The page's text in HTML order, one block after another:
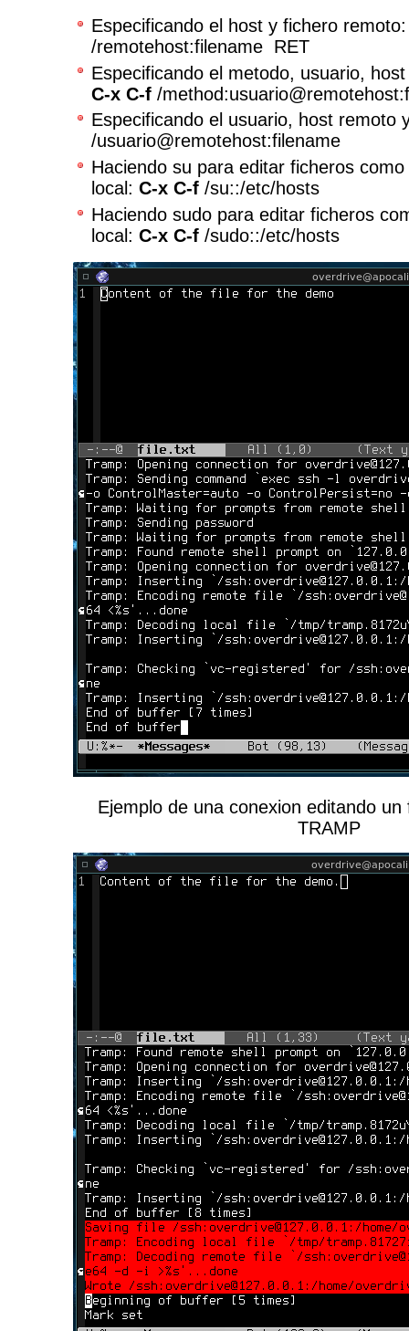
Especificando el host y fichero
/remotehost:filename RET
Especificando el metodo, usuario,
C-x C-f /
Especificando el usuario, host remoto
/usuario@remotehost:filename
Haciendo su para editar ficheros
local: C-x C-f /su::/etc/hosts
Haciendo sudo para editar ficheros
local: C-x C-f /sudo::/etc/hosts
Ejemplo de una conexion editando
TRAMP